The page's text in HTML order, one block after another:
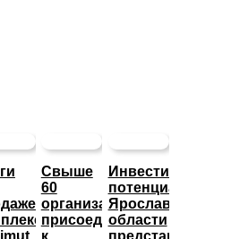
Свыше
60
организаций
присоединились
потенциал
Ярославской
области